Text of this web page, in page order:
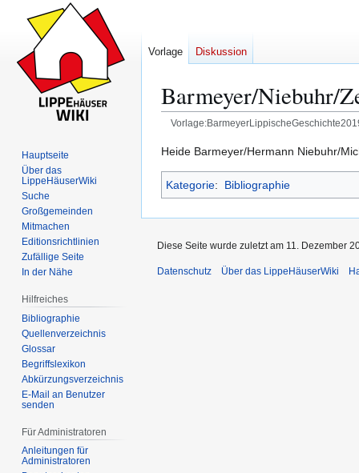
Barmeyer/Niebuhr/
Zur
springen
Zur
springen
Heide Barmeyer/Hermann Niebuhr/
Kategorie: Bibliographie
Vorlage Diskussion
Hauptseite
Über das
LippeHäuserWiki
Suche
Großgemeinden
Mitmachen
Editionsrichtlinien
Zufällige Seite
In der Nähe
Hilfreiches
Bibliographie
Quellenverzeichnis
Glossar
Begriffslexikon
Abkürzungsverzeichnis
E-Mail an Benutzer
senden
Für Administratoren
Anleitungen für
Administratoren
Diese Seite wurde zuletzt am 11. Dezember
Datenschutz Über das LippeHäuserWiki